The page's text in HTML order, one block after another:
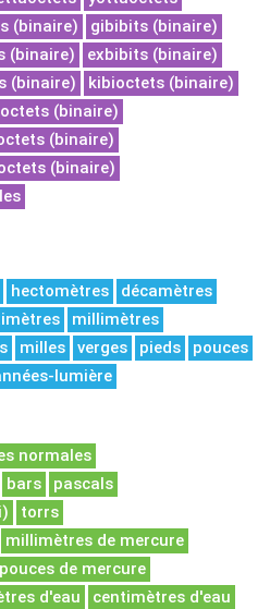
(binaire)
gibibits (binaire)
(binaire)
exbibits (binaire)
(binaire)
kibioctets (binaire)
(binaire)
(binaire)
(binaire)
hectomètres
décamètres
millimètres
milles verges pieds
pouces
lumière
normales
bars
pascals
torrs
millimètres de mercure
pouces de mercure
d'eau
centimètres d'eau